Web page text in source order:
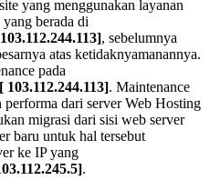
yang menggunakan layanan
berada di
, sebelumnya
atas ketidaknyamanannya.
pada
. Maintenance
dari server Web Hosting
migrasi dari sisi web server
baru untuk hal tersebut
ke IP yang
.